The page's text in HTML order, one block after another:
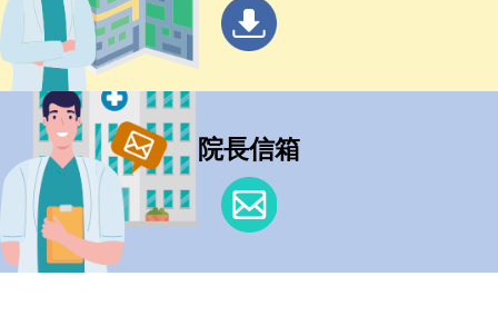
院長信箱